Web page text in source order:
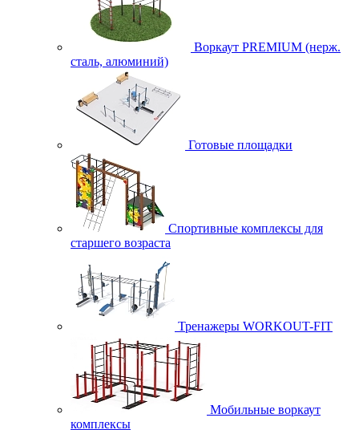
Воркаут PREMIUM (нерж.
сталь, алюминий)
Готовые площадки
Спортивные комплексы для
старшего возраста
Тренажеры WORKOUT-FIT
Мобильные воркаут
комплексы